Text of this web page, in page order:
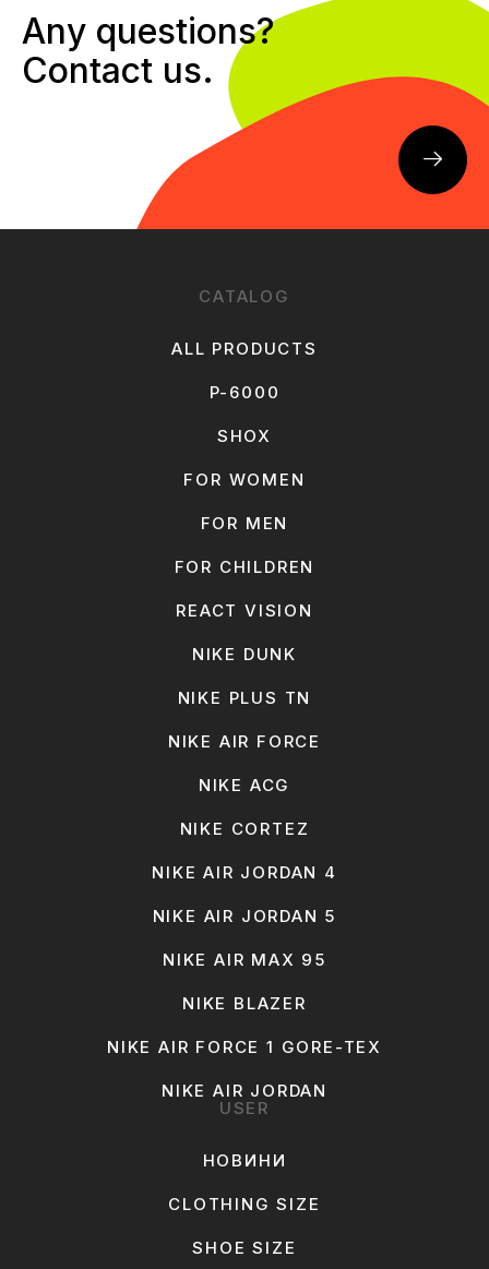
Any questions?
Contact us.
CATALOG
ALL PRODUCTS
P-6000
SHOX
FOR WOMEN
FOR MEN
FOR CHILDREN
REACT VISION
NIKE DUNK
NIKE PLUS TN
NIKE AIR FORCE
NIKE ACG
NIKE CORTEZ
NIKE AIR JORDAN 4
NIKE AIR JORDAN 5
NIKE AIR MAX 95
NIKE BLAZER
NIKE AIR FORCE 1 GORE-TEX
NIKE AIR JORDAN
USER
НОВИНИ
CLOTHING SIZE
SHOE SIZE